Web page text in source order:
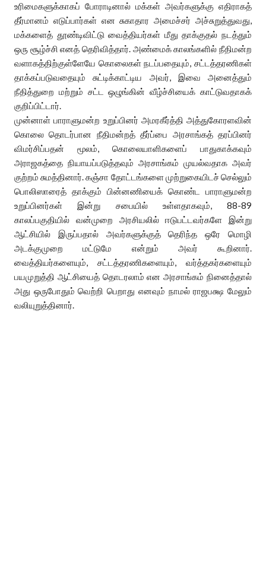
உரிமைகளுக்காகப் போராடினால் மக்கள் அவர்களுக்கு எதிராகத்
தீர்மானம் எடுப்பார்கள் என சுகாதார அமைச்சர் அச்சுறுத்துவது,
மக்களைத் தூண்டிவிட்டு வைத்தியர்கள் மீது தாக்குதல் நடத்தும்
ஒரு சூழ்ச்சி எனத் தெரிவித்தார். அண்மைக் காலங்களில் நீதிமன்ற
வளாகத்திற்குள்ளேயே கொலைகள் நடப்பதையும், சட்டத்தரணிகள்
தாக்கப்படுவதையும் சுட்டிக்காட்டிய அவர், இவை அனைத்தும்
நீதித்துறை மற்றும் சட்ட ஒழுங்கின் வீழ்ச்சியைக் காட்டுவதாகக்
குறிப்பிட்டார்.
முன்னாள் பாராளுமன்ற உறுப்பினர் அமரகீர்த்தி அத்துகோரளவின்
கொலை தொடர்பான நீதிமன்றத் தீர்ப்பை அரசாங்கத் தரப்பினர்
விமர்சிப்பதன் மூலம், கொலையாளிகளைப் பாதுகாக்கவும்
அராஜகத்தை நியாயப்படுத்தவும் அரசாங்கம் முயல்வதாக அவர்
குற்றம் சுமத்தினார். கஞ்சா தோட்டங்களை முற்றுகையிடச் செல்லும்
பொலிஸாரைத் தாக்கும் பின்னணியைக் கொண்ட பாராளுமன்ற
உறுப்பினர்கள் இன்று சபையில் உள்ளதாகவும், 88-89
காலப்பகுதியில் வன்முறை அரசியலில் ஈடுபட்டவர்களே இன்று
ஆட்சியில் இருப்பதால் அவர்களுக்குத் தெரிந்த ஒரே மொழி
அடக்குமுறை மட்டுமே என்றும் அவர் கூறினார்.
வைத்தியர்களையும், சட்டத்தரணிகளையும், வர்த்தகர்களையும்
பயமுறுத்தி ஆட்சியைத் தொடரலாம் என அரசாங்கம் நினைத்தால்
அது ஒருபோதும் வெற்றி பெறாது எனவும் நாமல் ராஜபக்ஷ மேலும்
வலியுறுத்தினார்.